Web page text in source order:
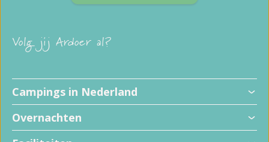
Volg jij Ardoer al?
Campings in Nederland
Overnachten